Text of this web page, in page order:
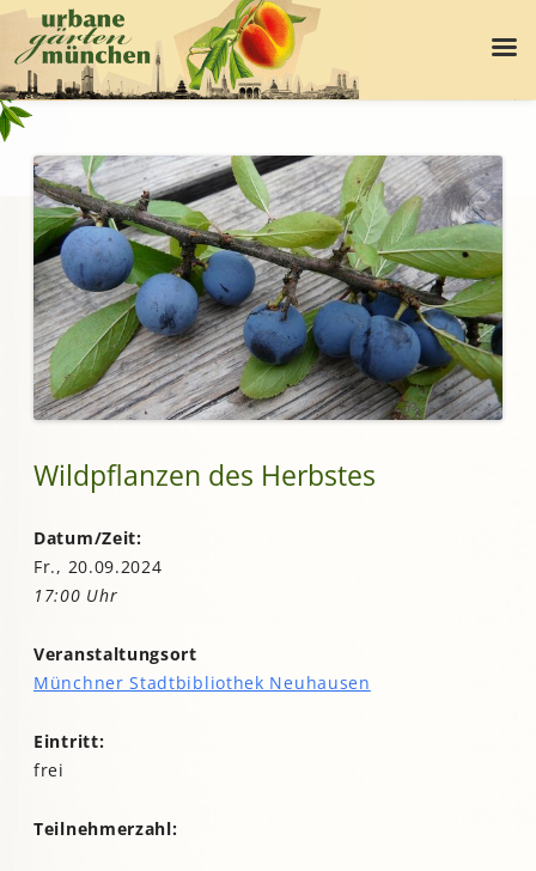
Wildpflanzen des Herbstes
Datum/Zeit:
Fr., 20.09.2024
17:00 Uhr
Veranstaltungsort
Münchner Stadtbibliothek Neuhausen
Eintritt:
frei
Teilnehmerzahl: